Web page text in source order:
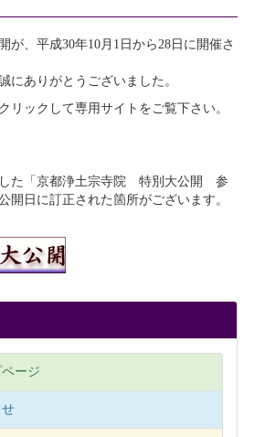
が、平成30年10月1日から28日に開催さ
にありがとうございました。
リックして専用サイトをご覧下さい。
た「京都浄土宗寺院 特別大公開 参
開日に訂正された箇所がございます。
ージ